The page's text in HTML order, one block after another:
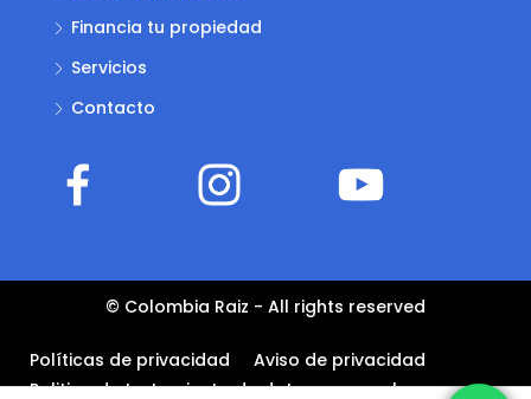
Financia tu propiedad
Servicios
Contacto
© Colombia Raiz - All rights reserved
Políticas de privacidad
Aviso de privacidad
Politica de tratamiento de datos personales –